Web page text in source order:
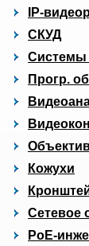
IP-
СКУД
Прогр.
Кожухи
Сетевое
PoE-